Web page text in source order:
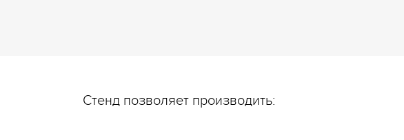
Стенд позволяет производить: